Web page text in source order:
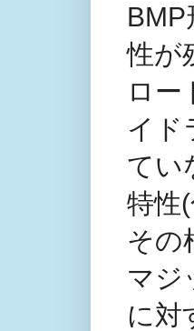
性が
ロー
イド
てい
特性
その
マジ
に対